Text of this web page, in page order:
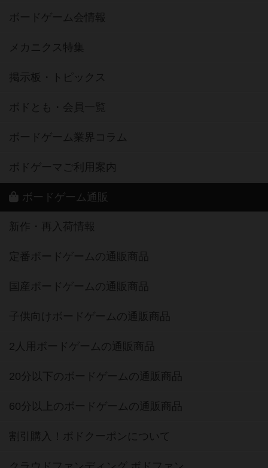
ボードゲーム会情報
メカニクス特集
掲示板・トピックス
ボドとも・会員一覧
ボードゲーム業界コラム
ボドゲーマご利用案内
ボードゲーム通販
新作・再入荷情報
定番ボードゲームの通販商品
国産ボードゲームの通販商品
子供向けボードゲームの通販商品
2人用ボードゲームの通販商品
20分以下のボードゲームの通販商品
60分以上のボードゲームの通販商品
割引購入！ボドクーポンについて